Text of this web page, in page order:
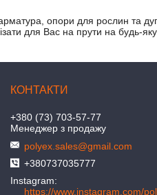
опори для рослин та
для Вас на прути на будь-
+380 (73) 703-57-77
Менеджер з продажу
polyex.sales@gmail.com
+380737035777
Instagram
https://www.instagram.com/